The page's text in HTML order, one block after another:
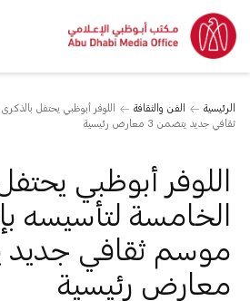
الرئيسية الفن والثقافة
اللوفر أبوظبي يحتفل
ثقافي جديد يتضمن 3 معارض رئيسية
اللوفر أبوظبي
الخامسة لتأسيسه
معارض رئيسية